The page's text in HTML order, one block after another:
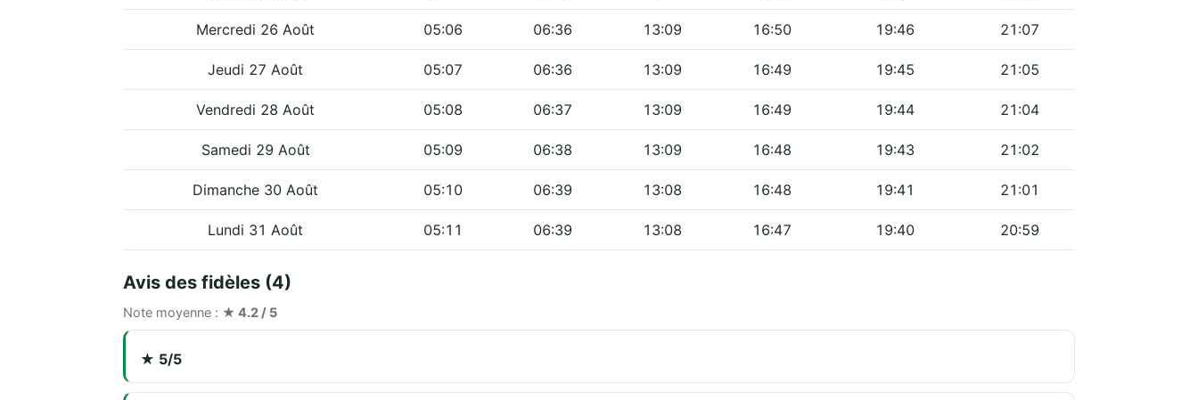
Mercredi 26 Août 05:06 06:36 13:09 16:50 19:46 21:07
Jeudi 27 Août 05:07 06:36 13:09 16:49 19:45 21:05
Vendredi 28 Août 05:08 06:37 13:09 16:49 19:44 21:04
Samedi 29 Août 05:09 06:38 13:09 16:48 19:43 21:02
Dimanche 30 Août 05:10 06:39 13:08 16:48 19:41 21:01
Lundi 31 Août 05:11 06:39 13:08 16:47 19:40 20:59
Avis des fidèles (4)
Note moyenne : ★ 4.2 / 5
★ 5/5